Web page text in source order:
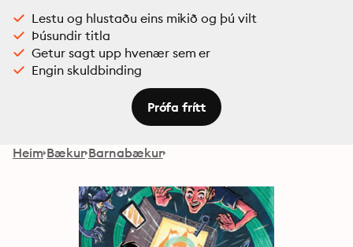
Lestu og hlustaðu eins mikið og þú vilt
Þúsundir titla
Getur sagt upp hvenær sem er
Engin skuldbinding
Prófa frítt
Heim Bækur Barnabækur